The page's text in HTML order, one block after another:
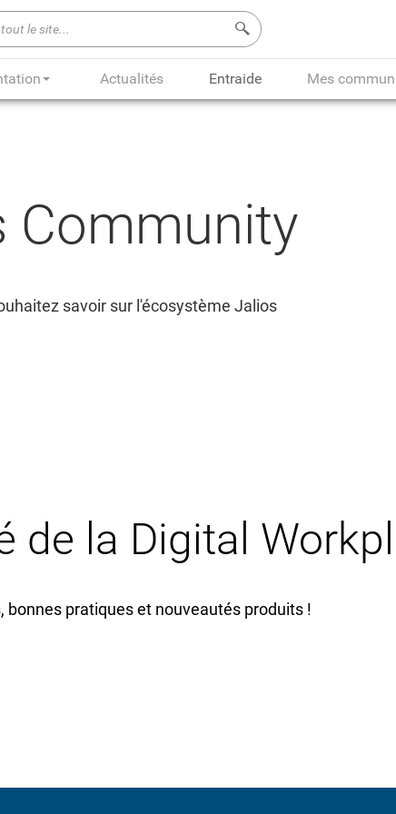
Rechercher sur tout le
Actualités Entraide Mes
Community
savoir sur l'écosystème Jalios
de la Digital
bonnes pratiques et nouveautés produits !